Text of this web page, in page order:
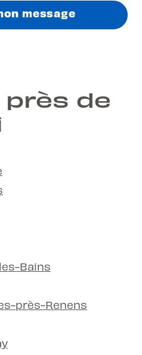
message
de
Bains
près-Renens